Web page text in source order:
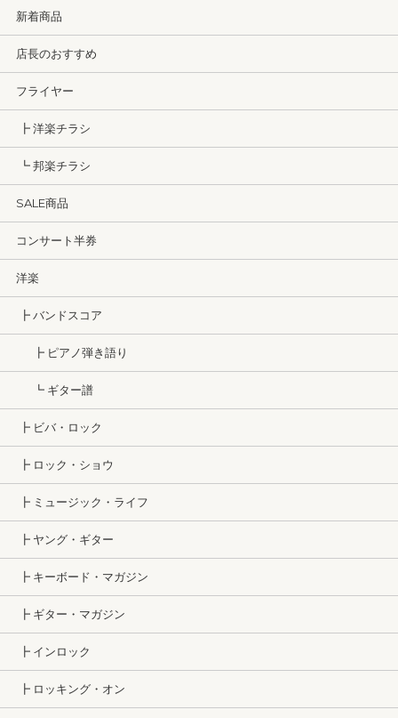
新着商品
店長のおすすめ
フライヤー
┣ 洋楽チラシ
┗ 邦楽チラシ
SALE商品
コンサート半券
洋楽
┣ バンドスコア
┣ ピアノ弾き語り
┗ ギター譜
┣ ビバ・ロック
┣ ロック・ショウ
┣ ミュージック・ライフ
┣ ヤング・ギター
┣ キーボード・マガジン
┣ ギター・マガジン
┣ インロック
┣ ロッキング・オン